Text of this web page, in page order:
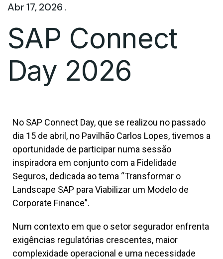
Abr 17, 2026 .
SAP Connect
Day 2026
No SAP Connect Day, que se realizou no passado
dia 15 de abril, no Pavilhão Carlos Lopes, tivemos a
oportunidade de participar numa sessão
inspiradora em conjunto com a Fidelidade
Seguros, dedicada ao tema “Transformar o
Landscape SAP para Viabilizar um Modelo de
Corporate Finance”.
Num contexto em que o setor segurador enfrenta
exigências regulatórias crescentes, maior
complexidade operacional e uma necessidade